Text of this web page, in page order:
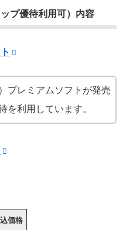
プ優待利用可）内容
プレミアムソフトが発売
を利用しています。
価格